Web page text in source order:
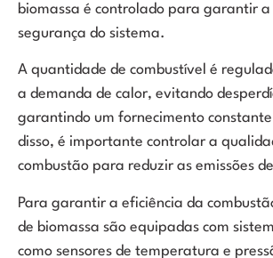
biomassa é controlado para garantir a
segurança do sistema.
A quantidade de combustível é
a demanda de calor, evitando
garantindo um fornecimento
disso, é importante controlar a
combustão para reduzir as emissões
Para garantir a eficiência da
de biomassa são equipadas com
como sensores de temperatura e